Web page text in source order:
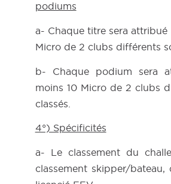
podiums
a- Chaque titre sera attribué
Micro de 2 clubs différents
b- Chaque podium sera
moins 10 Micro de 2 clubs
classés.
4°) Spécificités
a- Le classement du
classement skipper/